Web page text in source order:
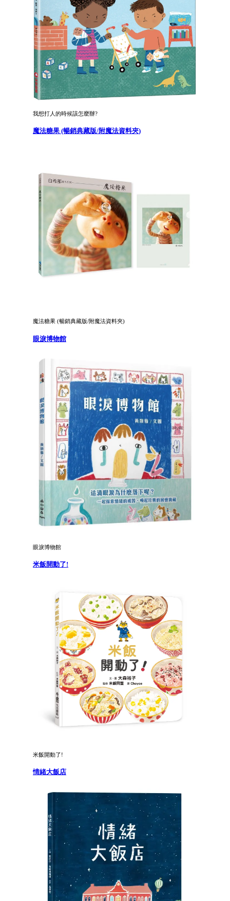
我想打人的時候該怎麼辦?
魔法糖果 (暢銷典藏版/附魔法資料夾)
魔法糖果 (暢銷典藏版/附魔法資料夾)
眼淚博物館
眼淚博物館
米飯開動了!
米飯開動了!
情緒大飯店